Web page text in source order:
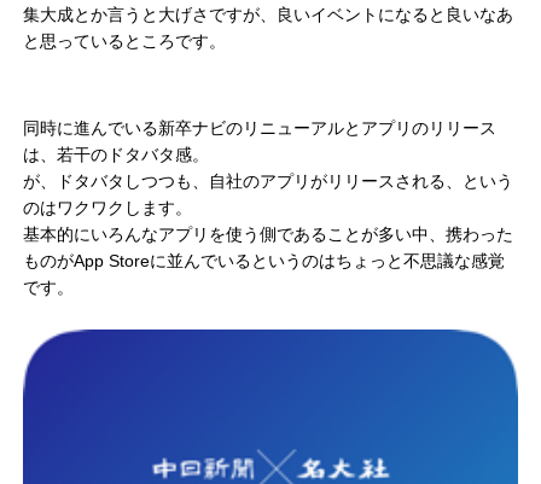
集大成とか言うと大げさですが、良いイベントになると良いなあ
と思っているところです。
同時に進んでいる新卒ナビのリニューアルとアプリのリリース
は、若干のドタバタ感。
が、ドタバタしつつも、自社のアプリがリリースされる、という
のはワクワクします。
基本的にいろんなアプリを使う側であることが多い中、携わった
ものがApp Storeに並んでいるというのはちょっと不思議な感覚
です。